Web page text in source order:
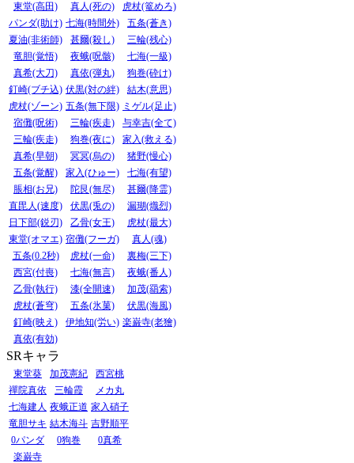
東堂(高田)
真人(死の)
虎杖(篭めろ)
パンダ(助け) 七海(時間外)
五条(蒼き)
夏油(非術師)
甚爾(殺し)
三輪(残心)
竜胆(覚悟)
夜蛾(呪骸)
七海(一級)
真希(大刀)
真依(弾丸)
狗巻(砕け)
釘崎(ブチ込) 伏黒(対の絆)
結木(意思)
虎杖(ゾーン) 五条(無下限) ミゲル(足止)
宿儺(呪術)
三輪(疾走)
与幸吉(全て)
三輪(疾走)
狗巻(夜に)
家入(救える)
真希(早朝)
冥冥(烏の)
猪野(慢心)
五条(覚醒)
家入(ひゅー)
七海(有望)
脹相(お兄)
陀艮(無尽)
甚爾(降霊)
直毘人(速度)
伏黒(兎の)
漏瑚(熾烈)
日下部(鋭刃)
乙骨(女王)
虎杖(最大)
東堂(オマエ) 宿儺(フーガ)
真人(魂)
五条(0.2秒)
虎杖(一命)
裏梅(三下)
西宮(付喪)
七海(無言)
夜蛾(番人)
乙骨(執行)
漆(全開速)
加茂(羂索)
虎杖(蒼穹)
五条(氷菓)
伏黒(海風)
釘崎(映え)
伊地知(労い) 楽巌寺(老獪)
真依(有効)
SRキャラ
東堂葵 加茂憲紀
西宮桃
禪院真依
三輪霞
メカ丸
七海建人 夜蛾正道 家入硝子
竜胆サキ 結木海斗 吉野順平
0パンダ
0狗巻
0真希
楽巌寺